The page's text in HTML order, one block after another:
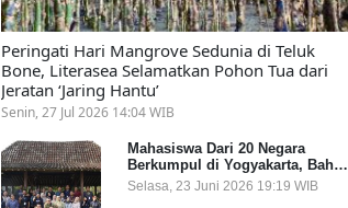
Peringati Hari Mangrove Sedunia di Teluk
Bone, Literasea Selamatkan Pohon Tua dari
Jeratan ‘Jaring Hantu’
Senin, 27 Jul 2026 14:04 WIB
Mahasiswa Dari 20 Negara
Berkumpul di Yogyakarta, Bahas
Mitigasi Ancaman Kesehatan
Global
Selasa, 23 Juni 2026 19:19 WIB